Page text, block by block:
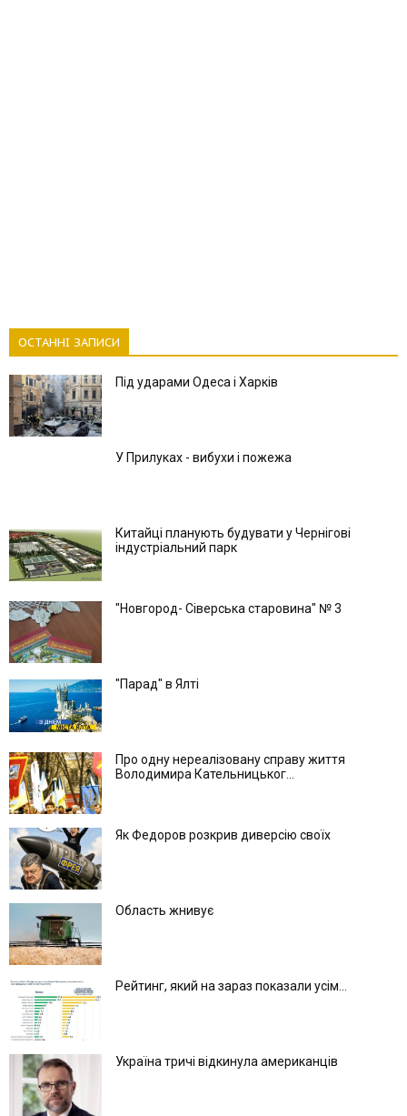
ОСТАННІ ЗАПИСИ
Під ударами Одеса і Харків
У Прилуках - вибухи і пожежа
Китайці планують будувати у Чернігові
індустріальний парк
"Новгород- Сіверська старовина" № 3
"Парад" в Ялті
Про одну нереалізовану справу життя
Володимира Кательницьког...
Як Федоров розкрив диверсію своїх
Область жнивує
Рейтинг, який на зараз показали усім...
Україна тричі відкинула американців